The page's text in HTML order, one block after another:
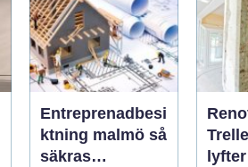
Entreprenadbesi
ktning malmö så
säkras